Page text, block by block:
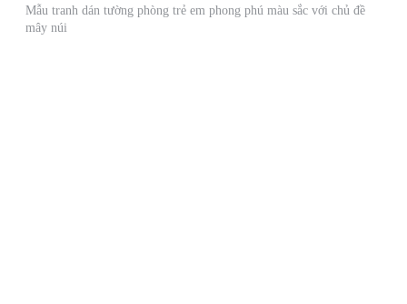
Mẫu tranh dán tường phòng trẻ em phong phú màu sắc với chủ đề
mây núi